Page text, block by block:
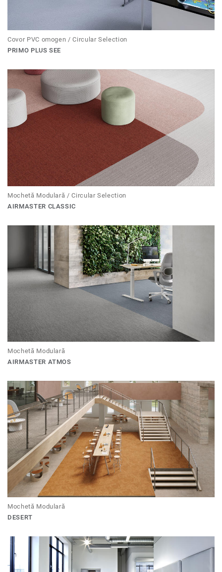
Covor PVC omogen / Circular Selection
PRIMO PLUS SEE
Mochetă Modulară / Circular Selection
AIRMASTER CLASSIC
Mochetă Modulară
AIRMASTER ATMOS
Mochetă Modulară
DESERT